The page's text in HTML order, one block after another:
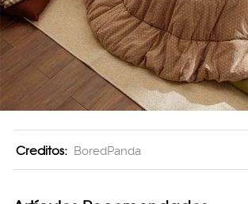
Creditos: BoredPanda